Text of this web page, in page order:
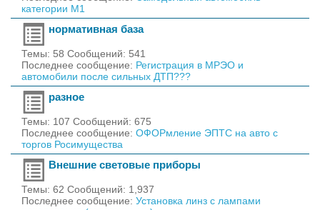
категории M1
нормативная база
Темы: 58 Сообщений: 541
Последнее сообщение: Регистрация в МРЭО и
автомобили после сильных ДТП???
разное
Темы: 107 Сообщений: 675
Последнее сообщение: ОФОРмление ЭПТС на авто с
торгов Росимущества
Внешние световые приборы
Темы: 62 Сообщений: 1,937
Последнее сообщение: Установка линз с лампами